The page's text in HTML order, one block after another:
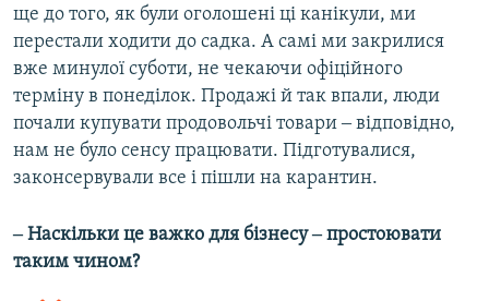
ще до того, як були оголошені ці канікули, ми
перестали ходити до садка. А самі ми закрилися
вже минулої суботи, не чекаючи офіційного
терміну в понеділок. Продажі й так впали, люди
почали купувати продовольчі товари ‒ відповідно,
нам не було сенсу працювати. Підготувалися,
законсервували все і пішли на карантин.
‒ Наскільки це важко для бізнесу ‒ простоювати
таким чином?